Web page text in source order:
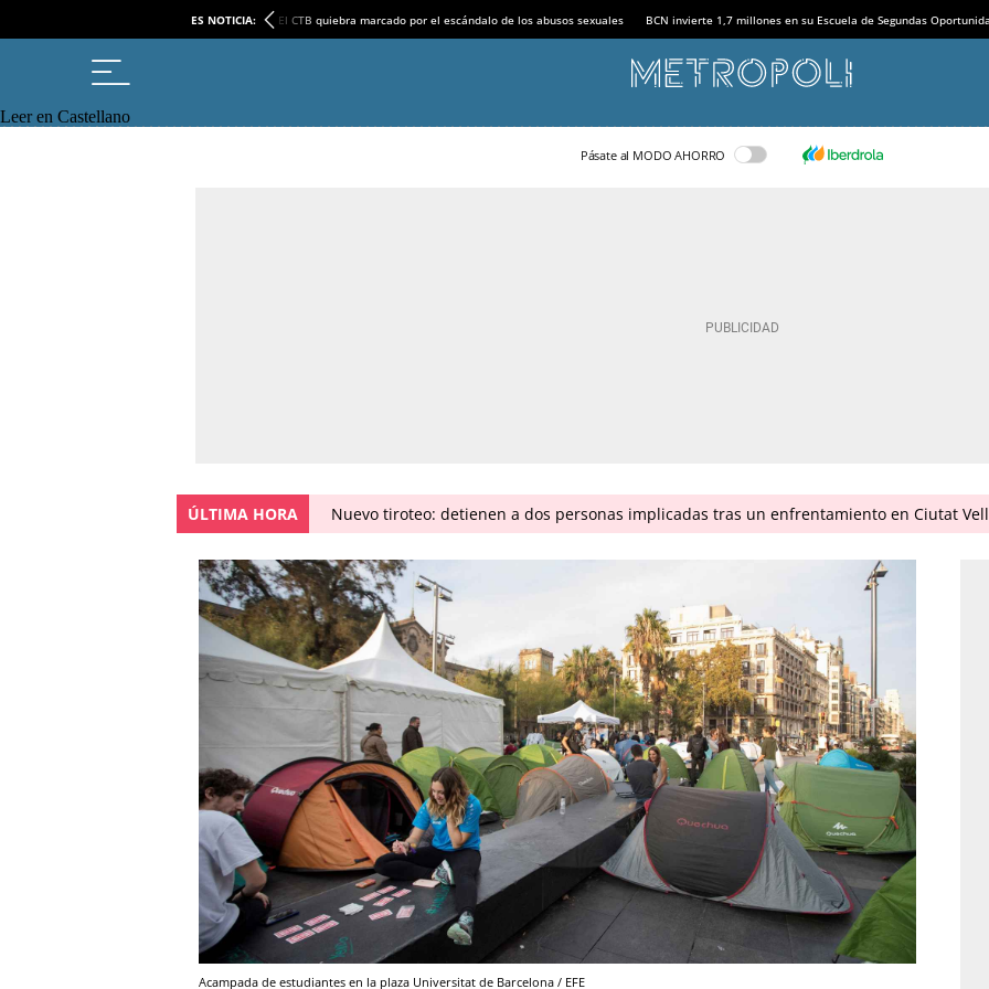
ES NOTICIA: El CTB quiebra marcado por el escándalo de los abusos sexuales BCN invierte 1,7 millones en su Escuela de Segundas
Leer en Castellano
Pásate al MODO AHORRO
ÚLTIMA HORA Nuevo tiroteo: detienen a dos personas implicadas tras un enfrentamiento en Ciutat
Acampada de estudiantes en la plaza Universitat de Barcelona / EFE